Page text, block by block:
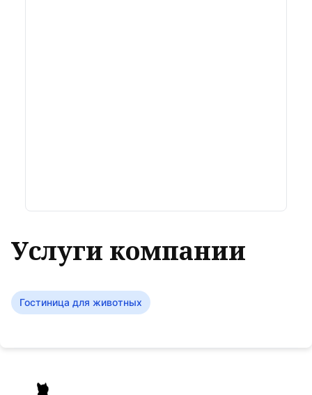
Услуги компании
Гостиница для животных